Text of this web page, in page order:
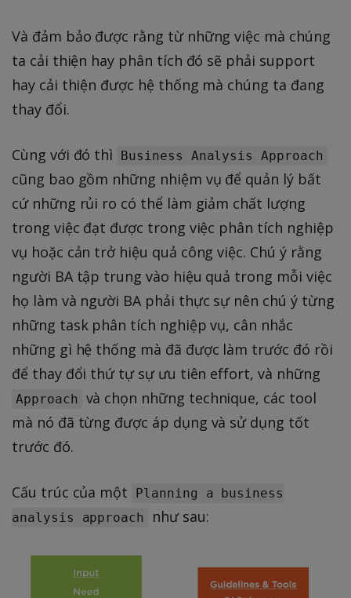
Và đảm bảo được rằng từ những việc mà chúng
ta cải thiện hay phân tích đó sẽ phải support
hay cải thiện được hệ thống mà chúng ta đang
thay đổi.
Cùng với đó thì Business Analysis Approach
cũng bao gồm những nhiệm vụ để quản lý bất
cứ những rủi ro có thể làm giảm chất lượng
trong việc đạt được trong việc phân tích nghiệp
vụ hoặc cản trở hiệu quả công việc. Chú ý rằng
người BA tập trung vào hiệu quả trong mỗi việc
họ làm và người BA phải thực sự nên chú ý từng
những task phân tích nghiệp vụ, cân nhắc
những gì hệ thống mà đã được làm trước đó rồi
để thay đổi thứ tự sự ưu tiên effort, và những
Approach và chọn những technique, các tool
mà nó đã từng được áp dụng và sử dụng tốt
trước đó.
Cấu trúc của một
Planning a business
analysis approach
như sau: